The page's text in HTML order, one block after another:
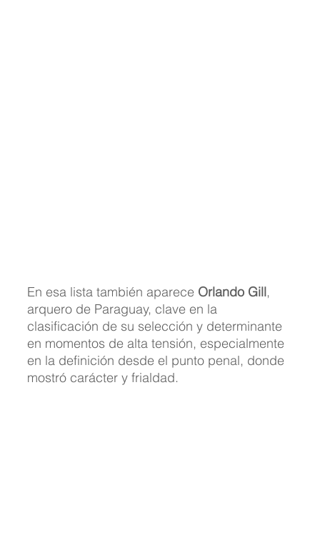
En esa lista también aparece Orlando Gill,
arquero de Paraguay, clave en la
clasificación de su selección y determinante
en momentos de alta tensión, especialmente
en la definición desde el punto penal, donde
mostró carácter y frialdad.